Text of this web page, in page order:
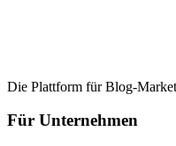
Die Plattform für Blog-
Für Unternehmen